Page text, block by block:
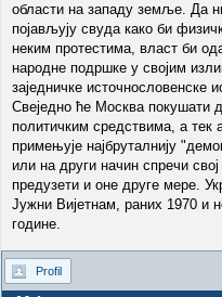
области на западу земље. Да
појављују свуда како би
неким протестима, власт би
народне подршке у својим
заједничке источнословенске
Свеједно ће Москва покушати
политичким средствима, а тек
примењује најбруталнију
или на други начин спречи
предузети и оне друге мере.
Јужни Вијетнам, раних 1970 и
године.
Profil